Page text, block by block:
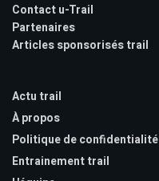
Contact u-Trail
Partenaires
Articles sponsorisés trail
Actu trail
À propos
Politique de confidentialité
Entrainement trail